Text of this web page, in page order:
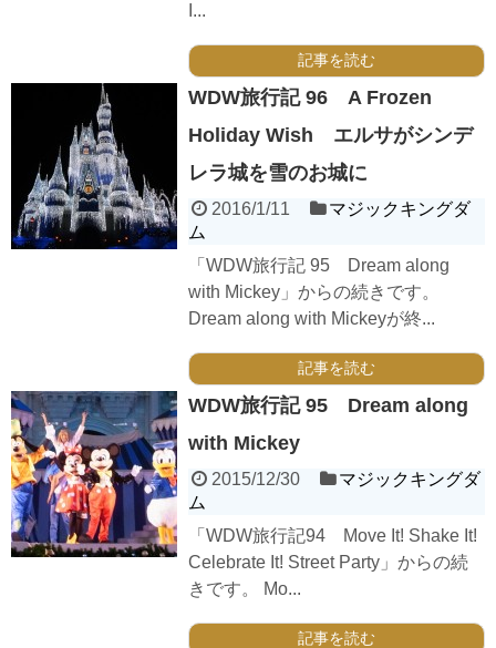
I...
記事を読む
WDW旅行記 96 A Frozen
Holiday Wish エルサがシンデ
レラ城を雪のお城に
2016/1/11
マジックキングダ
ム
「WDW旅行記 95 Dream along
with Mickey」からの続きです。
Dream along with Mickeyが終...
記事を読む
WDW旅行記 95 Dream along
with Mickey
2015/12/30
マジックキングダ
ム
「WDW旅行記94 Move It! Shake It!
Celebrate It! Street Party」からの続
きです。 Mo...
記事を読む